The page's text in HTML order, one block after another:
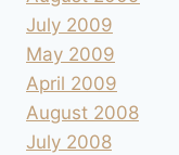
July 2009
May 2009
April 2009
August 2008
July 2008